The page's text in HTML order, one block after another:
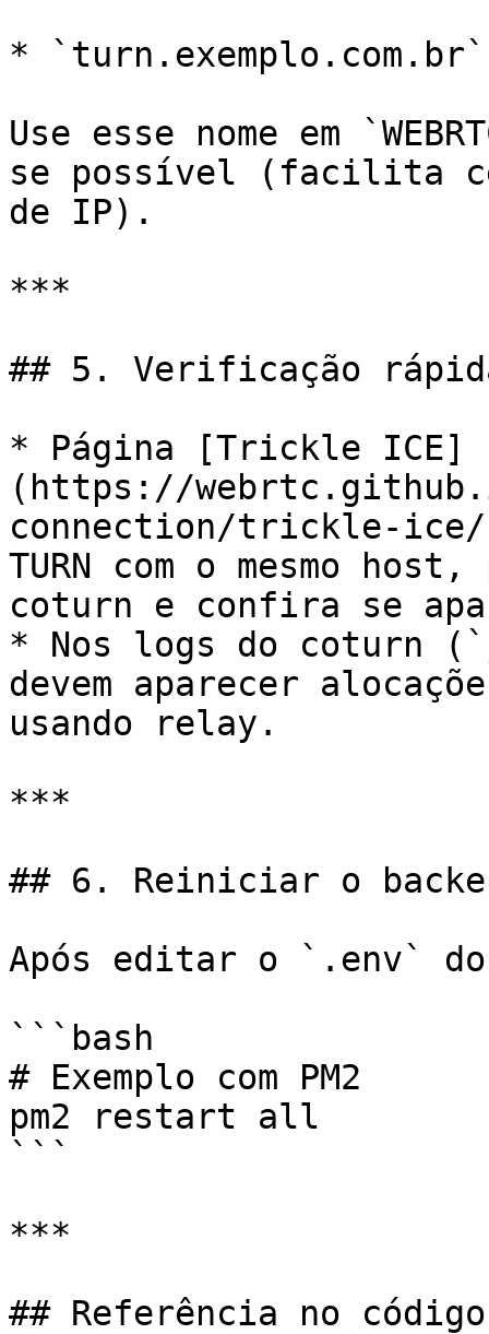
*
Use esse nome em
se possível (facilita
de IP).
***
## 5. Verificação
* Página [Trickle ICE]
(https://
connection/trickle-
TURN com o mesmo
coturn e confira se
* Nos logs do coturn
devem aparecer
usando relay.
***
## 6. Reiniciar o
Após editar o `.env` do
```bash
# Exemplo com PM2
pm2 restart all
```
***
## Referência no código